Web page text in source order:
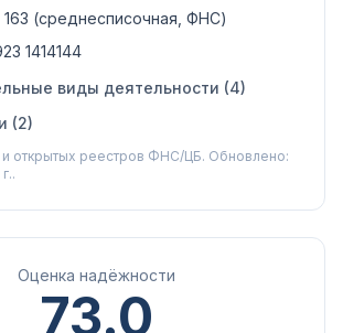
163 (среднесписочная, ФНС)
1414144
виды деятельности (4)
(2)
открытых реестров ФНС/ЦБ. Обновлено:
Оценка надёжности
73.0